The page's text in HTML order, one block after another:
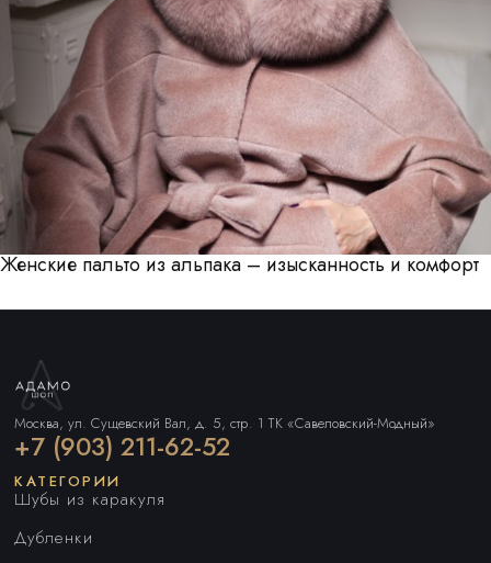
Женские пальто из альпака – изысканность и комфорт
Москва, ул. Сущевский Вал, д. 5, стр. 1 ТК «Савеловский-Модный»
+7 (903) 211-62-52
КАТЕГОРИИ
Шубы из каракуля
Дубленки